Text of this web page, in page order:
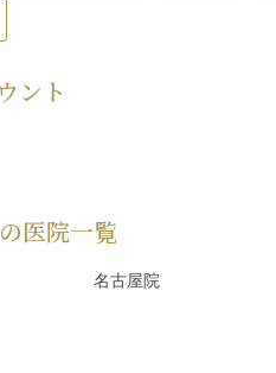
ント
医院一覧
名古屋院